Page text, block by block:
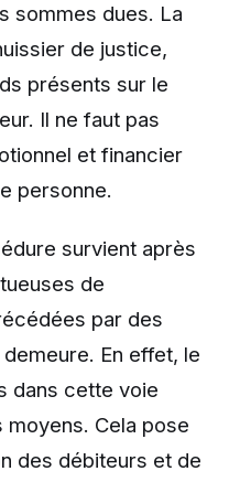
sommes dues. La
de justice,
présents sur le
Il ne faut pas
et financier
personne.
survient après
de
par des
En effet, le
dans cette voie
moyens. Cela pose
des débiteurs et de